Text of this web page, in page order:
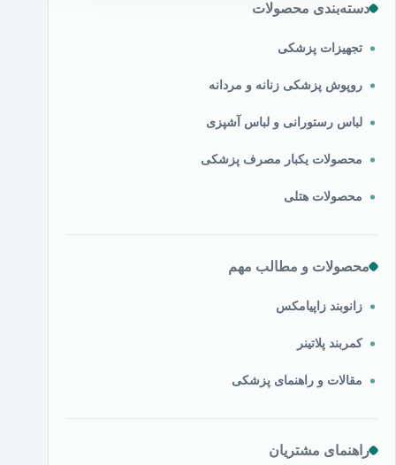
دسته‌بندی محصولات
تجهیزات پزشکی
روپوش پزشکی زنانه و مردانه
لباس رستورانی و لباس آشپزی
محصولات یکبار مصرف پزشکی
محصولات هتلی
محصولات و مطالب مهم
زانوبند زاپیامکس
کمربند پلاتینر
مقالات و راهنمای پزشکی
راهنمای مشتریان